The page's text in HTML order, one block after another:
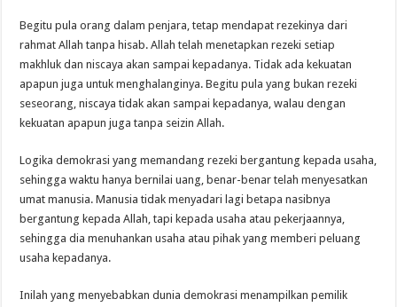
Begitu pula orang dalam penjara, tetap mendapat rezekinya dari
rahmat Allah tanpa hisab. Allah telah menetapkan rezeki setiap
makhluk dan niscaya akan sampai kepadanya. Tidak ada kekuatan
apapun juga untuk menghalanginya. Begitu pula yang bukan rezeki
seseorang, niscaya tidak akan sampai kepadanya, walau dengan
kekuatan apapun juga tanpa seizin Allah.
Logika demokrasi yang memandang rezeki bergantung kepada usaha,
sehingga waktu hanya bernilai uang, benar-benar telah menyesatkan
umat manusia. Manusia tidak menyadari lagi betapa nasibnya
bergantung kepada Allah, tapi kepada usaha atau pekerjaannya,
sehingga dia menuhankan usaha atau pihak yang memberi peluang
usaha kepadanya.
Inilah yang menyebabkan dunia demokrasi menampilkan pemilik